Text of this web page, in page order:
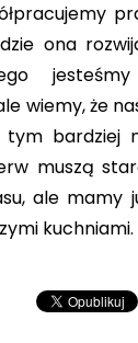
ona
wiemy, że
bardziej
muszą
ale mamy
kuchniami.